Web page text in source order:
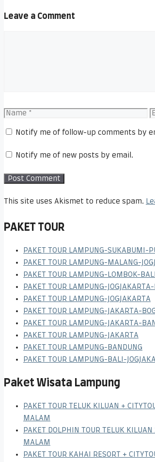
Leave a Comment
Name
Notify me of follow-up comments by
Notify me of new posts by email.
This site uses Akismet to reduce spam.
PAKET TOUR
PAKET TOUR LAMPUNG-SUKABUMI-
PAKET TOUR LAMPUNG-MALANG-
PAKET TOUR LAMPUNG-LOMBOK-BALI
PAKET TOUR LAMPUNG-
PAKET TOUR LAMPUNG-JOGJAKARTA
PAKET TOUR LAMPUNG-JAKARTA-
PAKET TOUR LAMPUNG-JAKARTA-
PAKET TOUR LAMPUNG-JAKARTA
PAKET TOUR LAMPUNG-BANDUNG
PAKET TOUR LAMPUNG-BALI-
Paket Wisata Lampung
PAKET TOUR TELUK KILUAN +
MALAM
PAKET DOLPHIN TOUR TELUK KILUAN
MALAM
PAKET TOUR KAHAI RESORT +